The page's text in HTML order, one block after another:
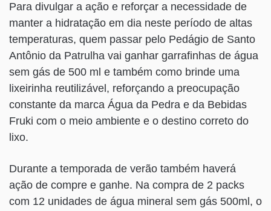
Para divulgar a ação e reforçar a necessidade de
manter a hidratação em dia neste período de altas
temperaturas, quem passar pelo Pedágio de Santo
Antônio da Patrulha vai ganhar garrafinhas de água
sem gás de 500 ml e também como brinde uma
lixeirinha reutilizável, reforçando a preocupação
constante da marca Água da Pedra e da Bebidas
Fruki com o meio ambiente e o destino correto do
lixo.
Durante a temporada de verão também haverá
ação de compre e ganhe. Na compra de 2 packs
com 12 unidades de água mineral sem gás 500ml, o